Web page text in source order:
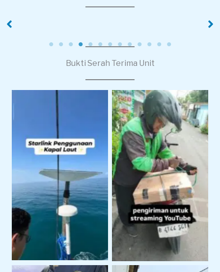
Bukti Serah Terima Unit
Starlink Untuk
Operasional Pelayaran
Pengiriman Starlink
Untuk Live Streaming
dan Produksi Konten